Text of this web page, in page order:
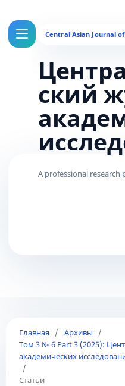
ский
Главная / Архивы
/
Том 3 № 6 Part 3 (2025):
академических
/
Статьи